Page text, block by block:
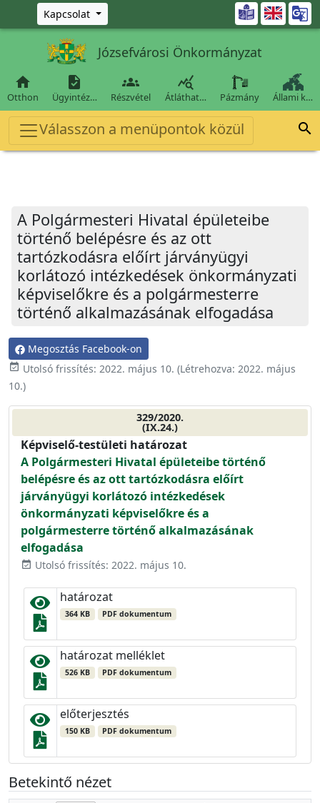
Ugrás a fő tartalomra
Kapcsolat 
Józsefvárosi Önkormányzat

Otthon

Ügyintéz…

Részvétel

Átláthat… Pázmány Állami k…
Válasszon a menüpontok közül 
A Polgármesteri Hivatal épületeibe
történő belépésre és az ott
tartózkodásra előírt járványügyi
korlátozó intézkedések önkormányzati
képviselőkre és a polgármesterre
történő alkalmazásának elfogadása
Megosztás Facebook-on
event_available Utolsó frissítés: 2022. május 10. (Létrehozva: 2022. május
10.)
329/2020.
(IX.24.)
Képviselő-testületi határozat
A Polgármesteri Hivatal épületeibe történő
belépésre és az ott tartózkodásra előírt
járványügyi korlátozó intézkedések
önkormányzati képviselőkre és a
polgármesterre történő alkalmazásának
elfogadása
event_available Utolsó frissítés: 2022. május 10.
határozat
364 KB PDF dokumentum
határozat melléklet
526 KB PDF dokumentum
előterjesztés
150 KB PDF dokumentum
Betekintő nézet